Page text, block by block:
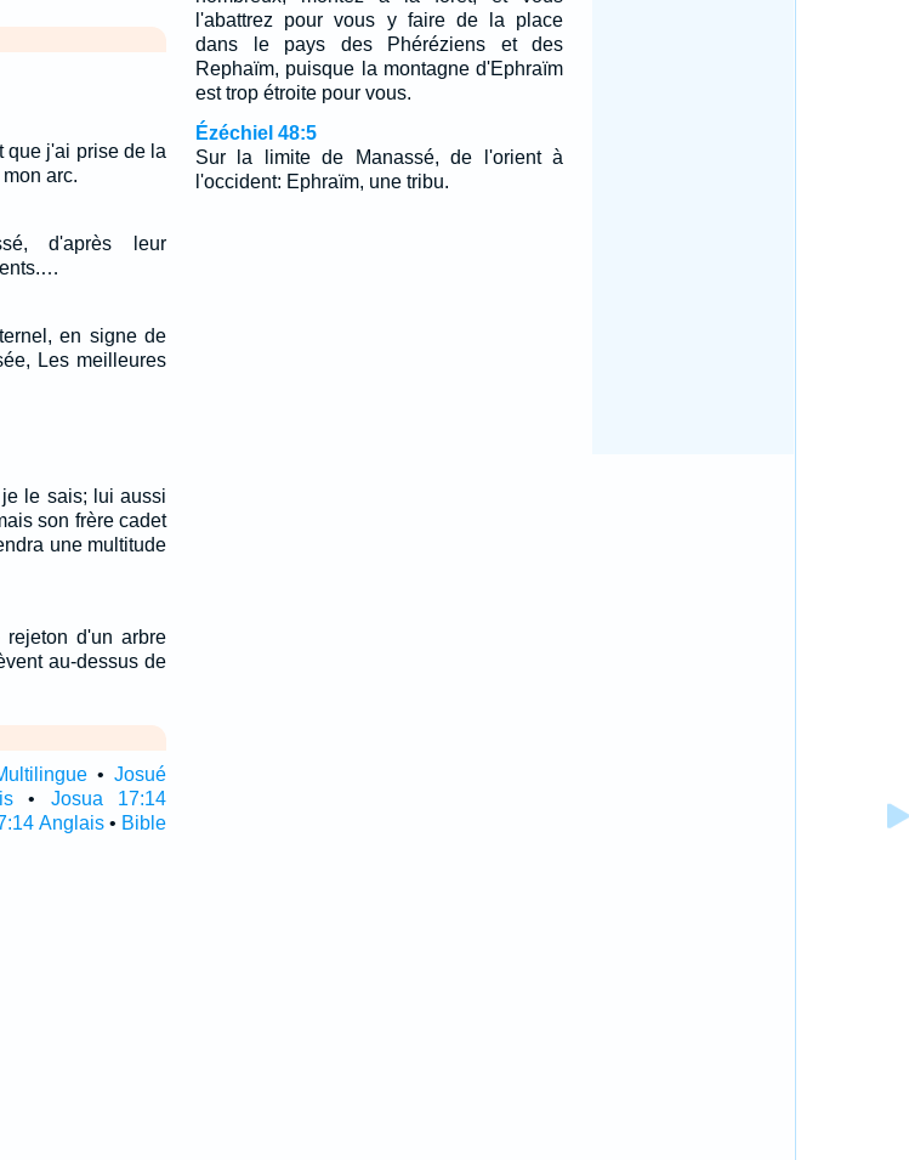
que j'ai prise de la
arc.
d'après leur
en signe de
Les meilleures
le sais; lui aussi
son frère cadet
une multitude
d'un arbre
au-dessus de
• Josué
• Josua 17:14
Anglais• Bible
l'abattrez pour vous y faire de la place
dans le pays des Phéréziens et des
Rephaïm, puisque la montagne d'Ephraïm
est trop étroite pour vous.
Ézéchiel 48:5
Sur la limite de Manassé, de l'orient à
l'occident: Ephraïm, une tribu.